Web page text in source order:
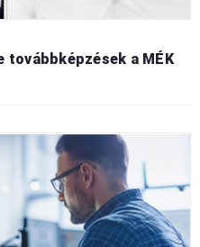
továbbképzések a MÉK